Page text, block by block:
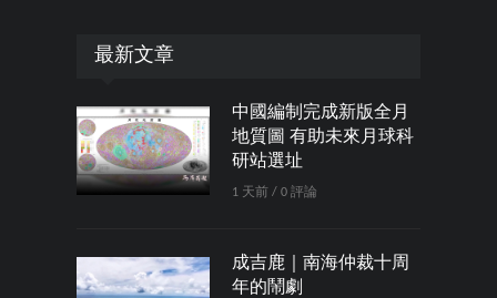
最新文章
中國編制完成新版全月
地質圖 有助未來月球科
研站選址
1 天前 / 0 評論
成吉鹿｜南海仲裁十周
年的鬧劇